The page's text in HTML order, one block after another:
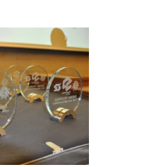
закупок